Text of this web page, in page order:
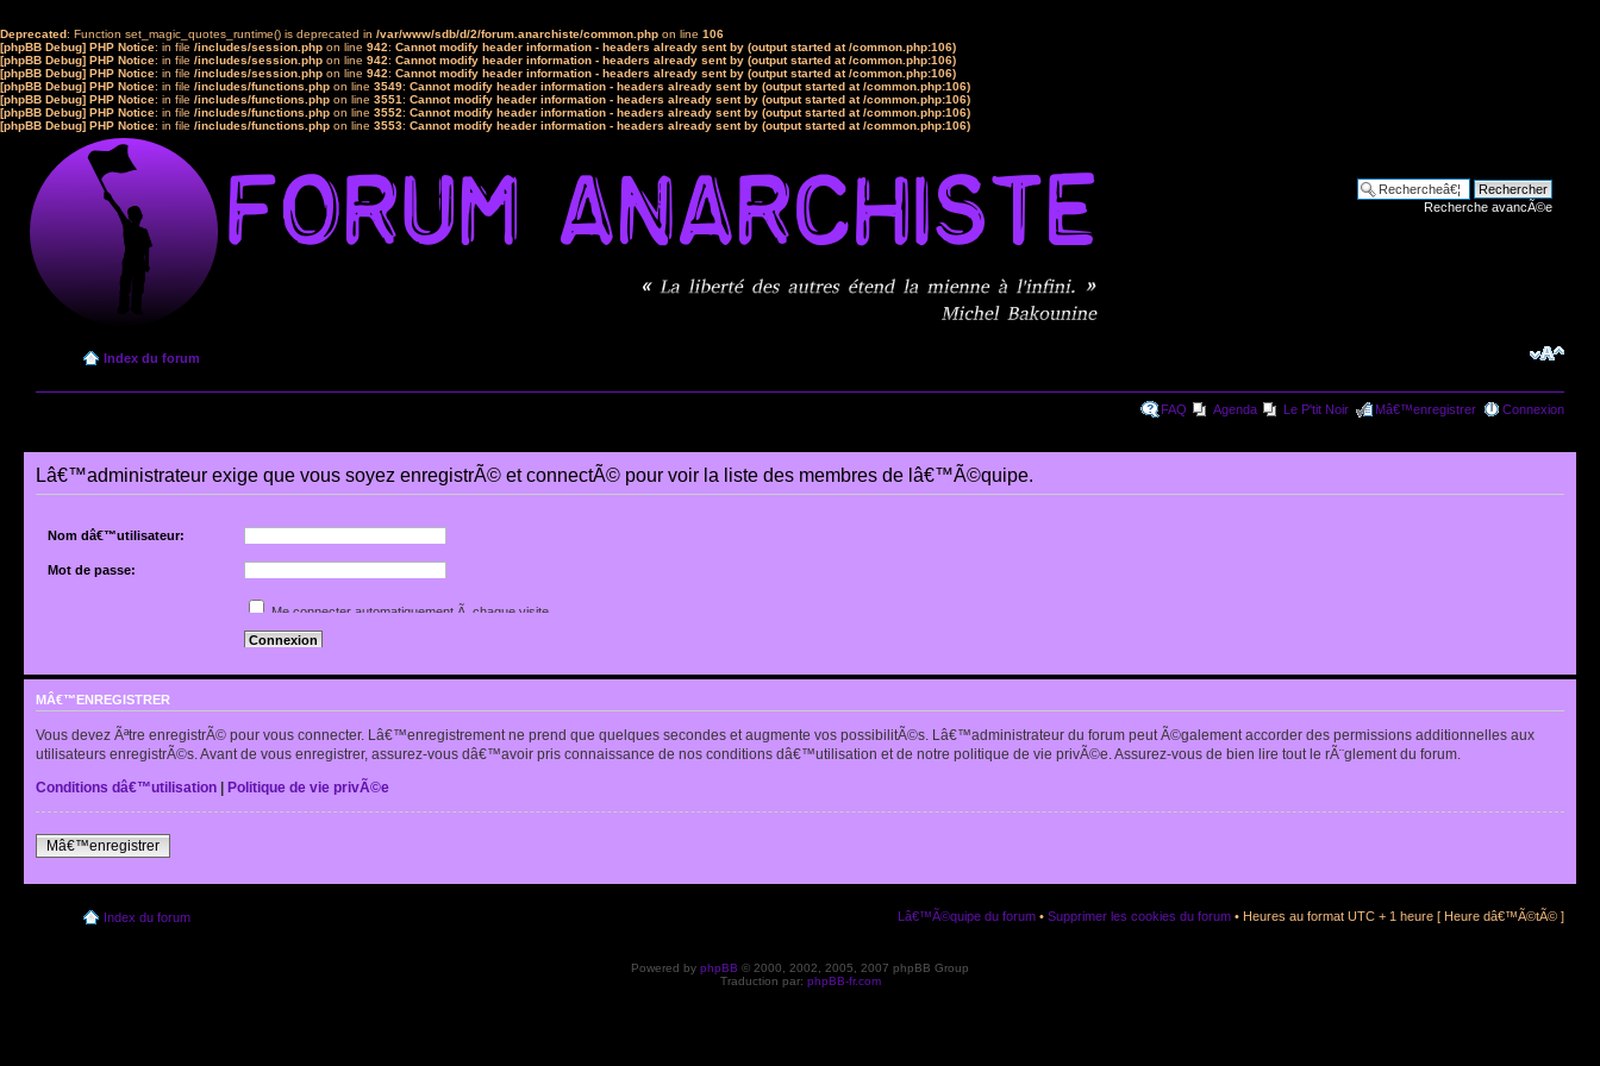
Deprecated: Function set_magic_quotes_runtime() is deprecated in /var/www/sdb/d/2/forum.anarchiste/common.php on line 106
[phpBB Debug] PHP Notice: in file /includes/session.php on line 942: Cannot modify header information - headers already sent by (output started at /common.php:106)
[phpBB Debug] PHP Notice: in file /includes/session.php on line 942: Cannot modify header information - headers already sent by (output started at /common.php:106)
[phpBB Debug] PHP Notice: in file /includes/session.php on line 942: Cannot modify header information - headers already sent by (output started at /common.php:106)
[phpBB Debug] PHP Notice: in file /includes/functions.php on line 3549: Cannot modify header information - headers already sent by (output started at /common.php:106)
[phpBB Debug] PHP Notice: in file /includes/functions.php on line 3551: Cannot modify header information - headers already sent by (output started at /common.php:106)
[phpBB Debug] PHP Notice: in file /includes/functions.php on line 3552: Cannot modify header information - headers already sent by (output started at /common.php:106)
[phpBB Debug] PHP Notice: in file /includes/functions.php on line 3553: Cannot modify header information - headers already sent by (output started at /common.php:106)
Recherche avancÃ©e
Index du forum
FAQ Agenda Le P'tit Noir Mâ€™enregistrer Connexion
Lâ€™administrateur exige que vous soyez enregistrÃ© et connectÃ© pour voir la liste des membres de lâ€™Ã©quipe.
Nom dâ€™utilisateur:
Mot de passe:
Renvoyer lâ€™e-mail de confirmation
Me connecter automatiquement Ã chaque visite
Cacher mon statut en ligne pour cette session
MÂ€™ENREGISTRER
Vous devez Ãªtre enregistrÃ© pour vous connecter. Lâ€™enregistrement ne prend que quelques secondes et augmente vos possibilitÃ©s. Lâ€™administrateur du forum peut Ã©galement accorder des permissions additionnelles aux
utilisateurs enregistrÃ©s. Avant de vous enregistrer, assurez-vous dâ€™avoir pris connaissance de nos conditions dâ€™utilisation et de notre politique de vie privÃ©e. Assurez-vous de bien lire tout le rÃ¨glement du forum.
Conditions dâ€™utilisation
Politique de vie privÃ©e
Mâ€™enregistrer
Index du forum Lâ€™Ã©quipe du forum • Supprimer les cookies du forum • Heures au format UTC + 1 heure [ Heure dâ€™Ã©tÃ© ]
Powered by phpBB © 2000, 2002, 2005, 2007 phpBB Group
Traduction par: phpBB-fr.com